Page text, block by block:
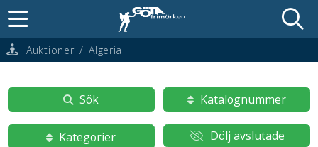
Auktioner / Algeria
Sök Katalognummer
Kategorier Dölj avslutade